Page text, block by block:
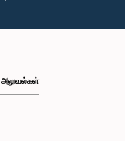
அலுவல்கள்